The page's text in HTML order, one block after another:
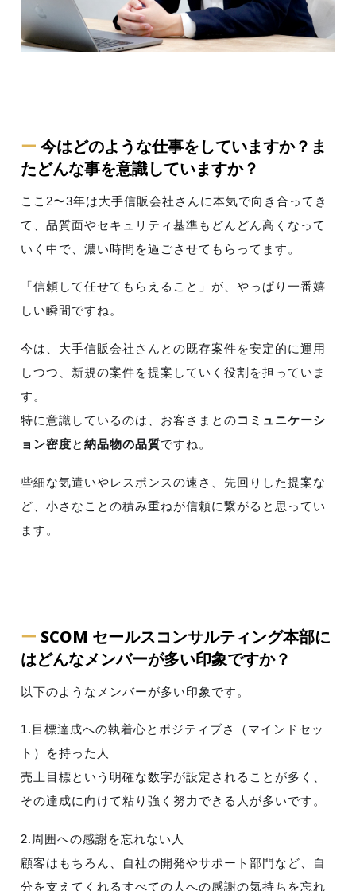
ー今はどのような仕事をしていますか？ま
たどんな事を意識していますか？
ここ2〜3年は大手信販会社さんに本気で向き合ってき
て、品質面やセキュリティ基準もどんどん高くなって
いく中で、濃い時間を過ごさせてもらってます。
「信頼して任せてもらえること」が、やっぱり一番嬉
しい瞬間ですね。
今は、大手信販会社さんとの既存案件を安定的に運用
しつつ、新規の案件を提案していく役割を担っていま
す。
特に意識しているのは、お客さまとのコミュニケーシ
ョン密度と納品物の品質ですね。
些細な気遣いやレスポンスの速さ、先回りした提案な
ど、小さなことの積み重ねが信頼に繋がると思ってい
ます。
ー SCOM セールスコンサルティング本部に
はどんなメンバーが多い印象ですか？
以下のようなメンバーが多い印象です。
1.目標達成への執着心とポジティブさ（マインドセッ
ト）を持った人
売上目標という明確な数字が設定されることが多く、
その達成に向けて粘り強く努力できる人が多いです。
2.周囲への感謝を忘れない人
顧客はもちろん、自社の開発やサポート部門など、自
分を支えてくれるすべての人への感謝の気持ちを忘れ